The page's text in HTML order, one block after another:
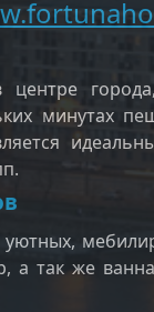
минутах
уютных,
а так же